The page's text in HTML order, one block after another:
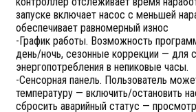
запуске включает насос с меньшей
обеспечивает равномерный износ
-График работы. Возможность
день/ночь, сезонные коррекции — для
энергопотребления в непиковые часы.
-Сенсорная панель. Пользователь
температуру — включить/остановить
сбросить аварийный статус —